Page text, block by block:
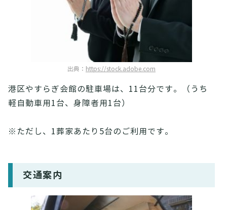
出典： https://stock.adobe.com
港区やすらぎ会館の駐車場は、11台分です。（うち
軽自動車用1台、身障者用1台）
※ただし、1葬家あたり5台のご利用です。
交通案内